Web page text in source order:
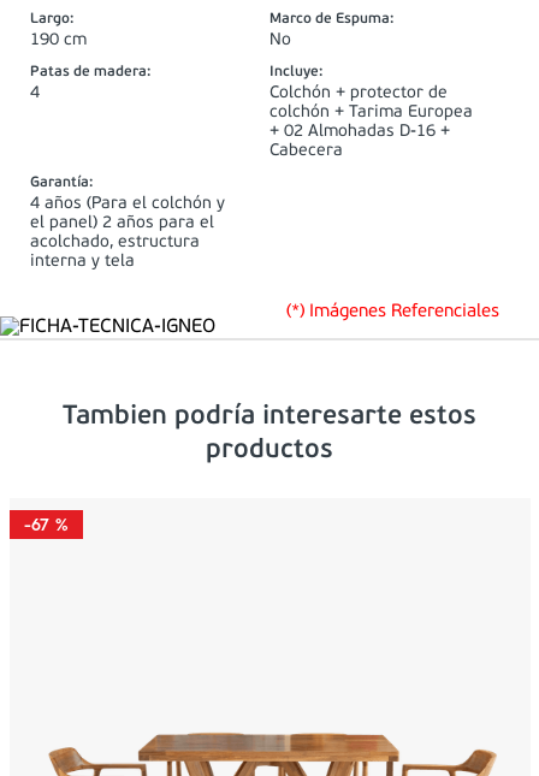
Largo:
190 cm
Marco de Espuma:
No
Patas de madera:
4
Incluye:
Colchón + protector de
colchón + Tarima Europea
+ 02 Almohadas D-16 +
Cabecera
Garantía:
4 años (Para el colchón y
el panel) 2 años para el
acolchado, estructura
interna y tela
(*) Imágenes Referenciales
Tambien podría interesarte estos
productos
-67 %